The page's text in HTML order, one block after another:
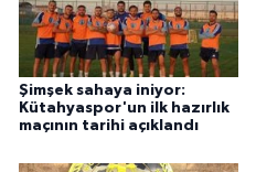
Şimşek sahaya iniyor:
Kütahyaspor'un ilk hazırlık
maçının tarihi açıklandı